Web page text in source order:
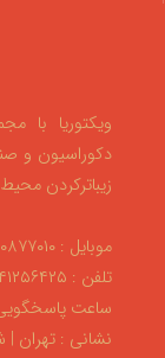
ویکتوریا با
زیباترکردن
موبایل : ۰۹۱۲۰۸۷۷۰۱۰
تلفن : ۰۲۱۴۱۲۵۶۴۲۵
ساعت پاسخگویی : ۹ صبح تا
نشانی : تهران